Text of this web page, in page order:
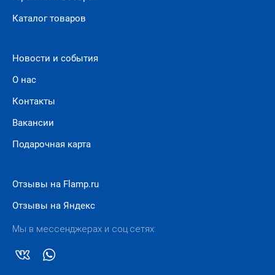
связаться с нашим менеджером по контактному
телефону.
Каталог товаров
Новости и события
О нас
Контакты
Вакансии
Подарочная карта
Отзывы на Flamp.ru
Отзывы на Яндекс
Мы в мессенджерах и соц.сетях: